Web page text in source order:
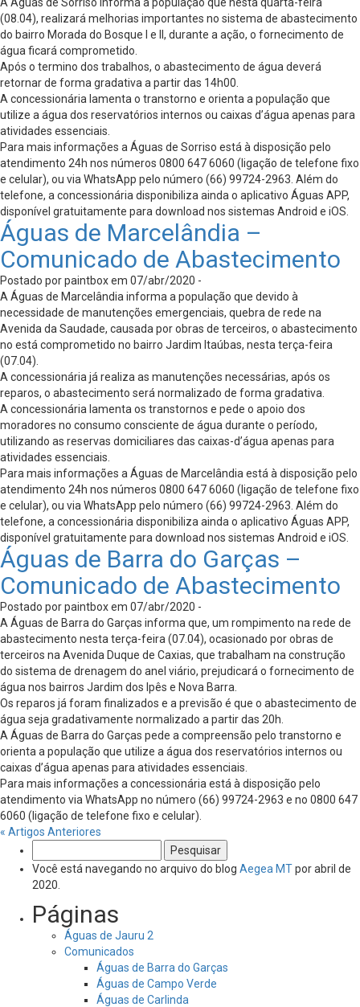
(08.04), realizará melhorias importantes no sistema de abastecimento
do bairro Morada do Bosque I e II, durante a ação, o fornecimento de
água ficará comprometido.
Após o termino dos trabalhos, o abastecimento de água deverá
retornar de forma gradativa a partir das 14h00.
A concessionária lamenta o transtorno e orienta a população que
utilize a água dos reservatórios internos ou caixas d’água apenas para
atividades essenciais.
Para mais informações a Águas de Sorriso está à disposição pelo
atendimento 24h nos números 0800 647 6060 (ligação de telefone fixo
e celular), ou via WhatsApp pelo número (66) 99724-2963. Além do
telefone, a concessionária disponibiliza ainda o aplicativo Águas APP,
disponível gratuitamente para download nos sistemas Android e iOS.
Águas de Marcelândia –
Comunicado de Abastecimento
Postado por paintbox em 07/abr/2020 -
A Águas de Marcelândia informa a população que devido à
necessidade de manutenções emergenciais, quebra de rede na
Avenida da Saudade, causada por obras de terceiros, o abastecimento
no está comprometido no bairro Jardim Itaúbas, nesta terça-feira
(07.04).
A concessionária já realiza as manutenções necessárias, após os
reparos, o abastecimento será normalizado de forma gradativa.
A concessionária lamenta os transtornos e pede o apoio dos
moradores no consumo consciente de água durante o período,
utilizando as reservas domiciliares das caixas-d’água apenas para
atividades essenciais.
Para mais informações a Águas de Marcelândia está à disposição pelo
atendimento 24h nos números 0800 647 6060 (ligação de telefone fixo
e celular), ou via WhatsApp pelo número (66) 99724-2963. Além do
telefone, a concessionária disponibiliza ainda o aplicativo Águas APP,
disponível gratuitamente para download nos sistemas Android e iOS.
Águas de Barra do Garças –
Comunicado de Abastecimento
Postado por paintbox em 07/abr/2020 -
A Águas de Barra do Garças informa que, um rompimento na rede de
abastecimento nesta terça-feira (07.04), ocasionado por obras de
terceiros na Avenida Duque de Caxias, que trabalham na construção
do sistema de drenagem do anel viário, prejudicará o fornecimento de
água nos bairros Jardim dos Ipês e Nova Barra.
Os reparos já foram finalizados e a previsão é que o abastecimento de
água seja gradativamente normalizado a partir das 20h.
A Águas de Barra do Garças pede a compreensão pelo transtorno e
orienta a população que utilize a água dos reservatórios internos ou
caixas d’água apenas para atividades essenciais.
Para mais informações a concessionária está à disposição pelo
atendimento via WhatsApp no número (66) 99724-2963 e no 0800 647
6060 (ligação de telefone fixo e celular).
« Artigos Anteriores
por:
Você está navegando no arquivo do blog Aegea MTpor abril de
2020.
Páginas
Águas de Jauru 2
Comunicados
Águas de Barra do Garças
Águas de Campo Verde
Águas de Carlinda